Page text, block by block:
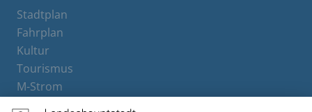
Stadtplan
Fahrplan
Kultur
Tourismus
M-Strom